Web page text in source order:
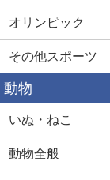
オリンピック
その他スポーツ
動物
いぬ・ねこ
動物全般